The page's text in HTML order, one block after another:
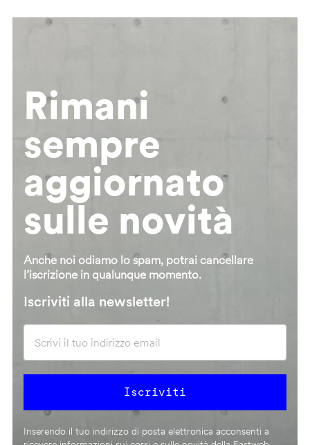
Rimani
sempre
aggiornato
sulle novità
Anche noi odiamo lo spam, potrai cancellare
l’iscrizione in qualunque momento.
Iscriviti alla newsletter!
Inserendo il tuo indirizzo di posta elettronica acconsenti a